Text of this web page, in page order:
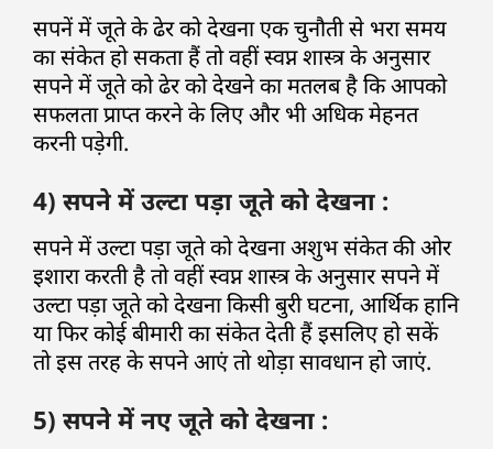
सपनें में जूते के ढेर को देखना एक चुनौती से भरा समय
का संकेत हो सकता हैं तो वहीं स्वप्न शास्त्र के अनुसार
सपने में जूते को ढेर को देखने का मतलब है कि आपको
सफलता प्राप्त करने के लिए और भी अधिक मेहनत
करनी पड़ेगी.
4) सपने में उल्टा पड़ा जूते को देखना :
सपने में उल्टा पड़ा जूते को देखना अशुभ संकेत की ओर
इशारा करती है तो वहीं स्वप्न शास्त्र के अनुसार सपने में
उल्टा पड़ा जूते को देखना किसी बुरी घटना, आर्थिक हानि
या फिर कोई बीमारी का संकेत देती हैं इसलिए हो सकें
तो इस तरह के सपने आएं तो थोड़ा सावधान हो जाएं.
5) सपने में नए जूते को देखना :